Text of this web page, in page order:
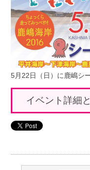
5月22日（日）に鹿嶋シ
イベント詳細